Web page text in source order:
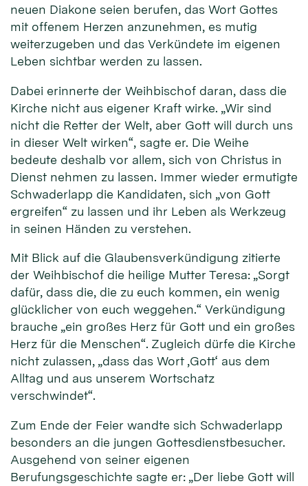
neuen Diakone seien berufen, das Wort Gottes
mit offenem Herzen anzunehmen, es mutig
weiterzugeben und das Verkündete im eigenen
Leben sichtbar werden zu lassen.
Dabei erinnerte der Weihbischof daran, dass die
Kirche nicht aus eigener Kraft wirke. „Wir sind
nicht die Retter der Welt, aber Gott will durch uns
in dieser Welt wirken“, sagte er. Die Weihe
bedeute deshalb vor allem, sich von Christus in
Dienst nehmen zu lassen. Immer wieder ermutigte
Schwaderlapp die Kandidaten, sich „von Gott
ergreifen“ zu lassen und ihr Leben als Werkzeug
in seinen Händen zu verstehen.
Mit Blick auf die Glaubensverkündigung zitierte
der Weihbischof die heilige Mutter Teresa: „Sorgt
dafür, dass die, die zu euch kommen, ein wenig
glücklicher von euch weggehen.“ Verkündigung
brauche „ein großes Herz für Gott und ein großes
Herz für die Menschen“. Zugleich dürfe die Kirche
nicht zulassen, „dass das Wort ‚Gott‘ aus dem
Alltag und aus unserem Wortschatz
verschwindet“.
Zum Ende der Feier wandte sich Schwaderlapp
besonders an die jungen Gottesdienstbesucher.
Ausgehend von seiner eigenen
Berufungsgeschichte sagte er: „Der liebe Gott will